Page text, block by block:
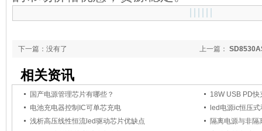
上一篇：
下一篇：没有了
相关资讯
国产电源管理芯片有哪些？
18W USB PD
电池充电器控制IC可单芯充电
led电源ic恒压
浅析高压线性恒流led驱动芯片优缺点
隔离电源与非隔